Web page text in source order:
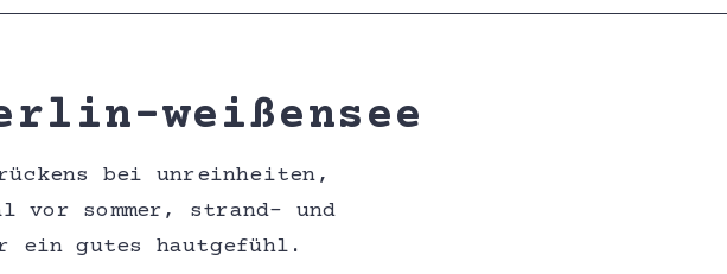
weißensee
bei unreinheiten,
vor sommer, strand- und
ein gutes hautgefühl.